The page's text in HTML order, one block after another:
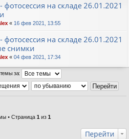
фотосессия на складе 26.01.2021
« 16 фев 2021, 13:55
фотосессия на складе 26.01.2021
снимки
« 04 фев 2021, 17:34
за:
• Страница 1 из 1
Перейти